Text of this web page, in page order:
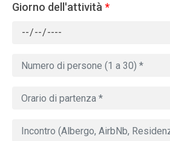
Giorno dell'attività*